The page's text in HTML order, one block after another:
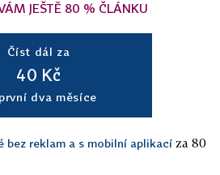
JEŠTĚ 80 % ČLÁNKU
Číst dál za
40 Kč
dva měsíce
bez reklam a s mobilní aplikací za 80